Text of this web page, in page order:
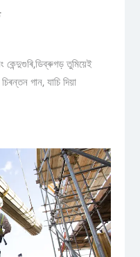
কেন্দুগুৰি,ডিব্ৰুগড় তুমিয়েই
গান, যাচি দিয়া